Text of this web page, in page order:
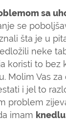
sa
se
šta je u
neke
to bez
Molim Vas
i jel to
problem
imam